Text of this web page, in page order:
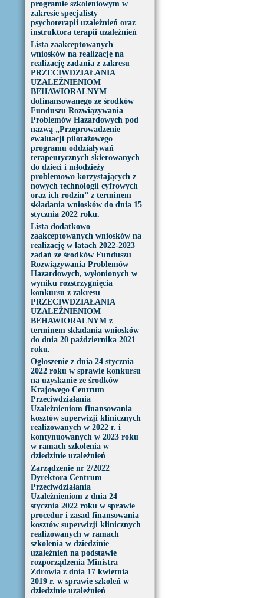
programie szkoleniowym w
zakresie specjalisty
psychoterapii uzależnień oraz
instruktora terapii uzależnień
Lista zaakceptowanych
wniosków na realizację na
realizację zadania z zakresu
PRZECIWDZIAŁANIA
UZALEŻNIENIOM
BEHAWIORALNYM
dofinansowanego ze środków
Funduszu Rozwiązywania
Problemów Hazardowych pod
nazwą „Przeprowadzenie
ewaluacji pilotażowego
programu oddziaływań
terapeutycznych skierowanych
do dzieci i młodzieży
problemowo korzystających z
nowych technologii cyfrowych
oraz ich rodzin” z terminem
składania wniosków do dnia 15
stycznia 2022 roku.
Lista dodatkowo
zaakceptowanych wniosków na
realizację w latach 2022-2023
zadań ze środków Funduszu
Rozwiązywania Problemów
Hazardowych, wyłonionych w
wyniku rozstrzygnięcia
konkursu z zakresu
PRZECIWDZIAŁANIA
UZALEŻNIENIOM
BEHAWIORALNYM z
terminem składania wniosków
do dnia 20 października 2021
roku.
Ogłoszenie z dnia 24 stycznia
2022 roku w sprawie konkursu
na uzyskanie ze środków
Krajowego Centrum
Przeciwdziałania
Uzależnieniom finansowania
kosztów superwizji klinicznych
realizowanych w 2022 r. i
kontynuowanych w 2023 roku
w ramach szkolenia w
dziedzinie uzależnień
Zarządzenie nr 2/2022
Dyrektora Centrum
Przeciwdziałania
Uzależnieniom z dnia 24
stycznia 2022 roku w sprawie
procedur i zasad finansowania
kosztów superwizji klinicznych
realizowanych w ramach
szkolenia w dziedzinie
uzależnień na podstawie
rozporządzenia Ministra
Zdrowia z dnia 17 kwietnia
2019 r. w sprawie szkoleń w
dziedzinie uzależnień